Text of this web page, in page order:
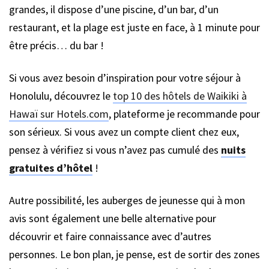
grandes, il dispose d’une piscine, d’un bar, d’un
restaurant, et la plage est juste en face, à 1 minute pour
être précis… du bar !
Si vous avez besoin d’inspiration pour votre séjour à
Honolulu, découvrez le top 10 des hôtels de Waikiki à
Hawaï sur Hotels.com, plateforme je recommande pour
son sérieux. Si vous avez un compte client chez eux,
pensez à vérifiez si vous n’avez pas cumulé des nuits
gratuites d’hôtel !
Autre possibilité, les auberges de jeunesse qui à mon
avis sont également une belle alternative pour
découvrir et faire connaissance avec d’autres
personnes. Le bon plan, je pense, est de sortir des zones